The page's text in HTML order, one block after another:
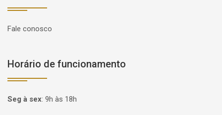
Fale conosco
Horário de funcionamento
Seg à sex: 9h às 18h